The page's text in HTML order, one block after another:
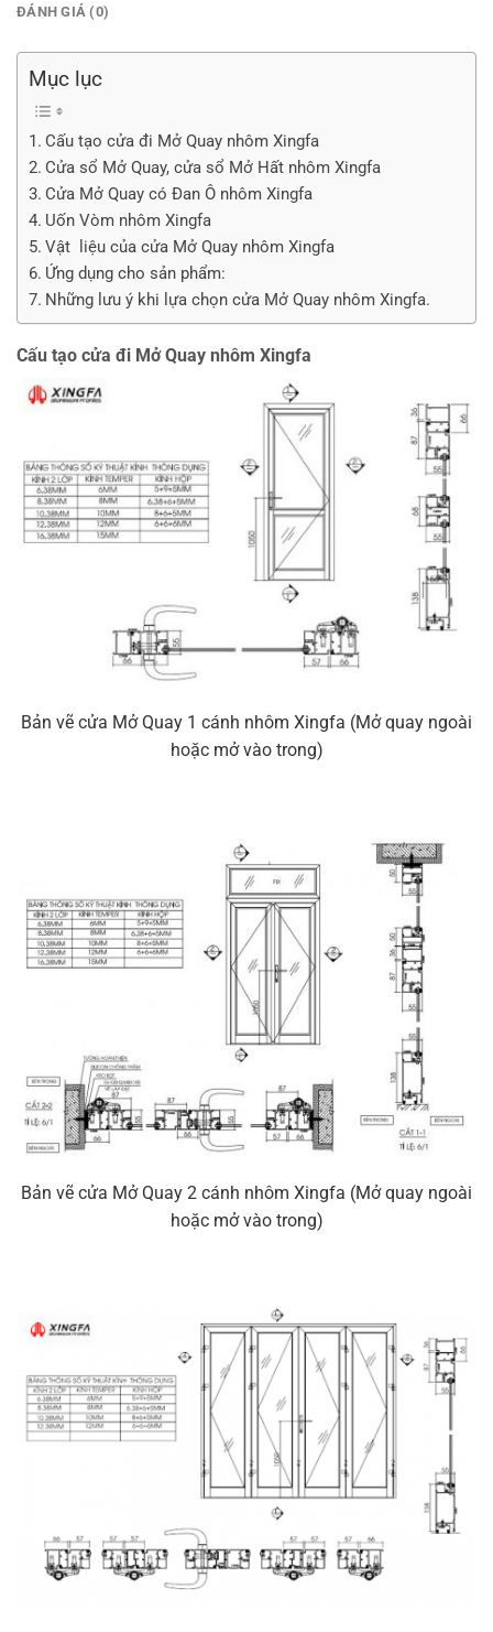
ĐÁNH GIÁ (0)
Mục lục
Cấu tạo cửa đi Mở Quay nhôm Xingfa
Cửa sổ Mở Quay, cửa sổ Mở Hất nhôm Xingfa
Cửa Mở Quay có Đan Ô nhôm Xingfa
Uốn Vòm nhôm Xingfa
Vật liệu của cửa Mở Quay nhôm Xingfa
Ứng dụng cho sản phẩm:
Những lưu ý khi lựa chọn cửa Mở Quay nhôm Xingfa.
Cấu tạo cửa đi Mở Quay nhôm Xingfa
Bản vẽ cửa Mở Quay 1 cánh nhôm Xingfa (Mở quay ngoài
hoặc mở vào trong)
Bản vẽ cửa Mở Quay 2 cánh nhôm Xingfa (Mở quay ngoài
hoặc mở vào trong)